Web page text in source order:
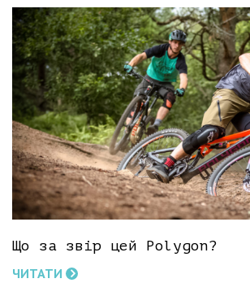
Що за звір цей Polygon?
ЧИТАТИ